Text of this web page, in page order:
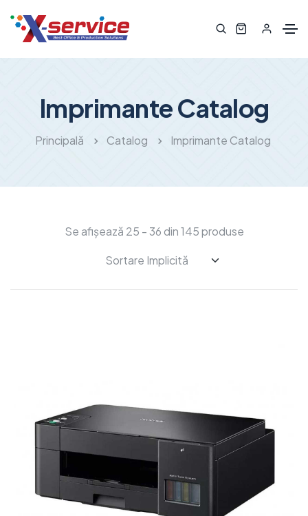
Imprimante Catalog
Principală Catalog Imprimante Catalog
Se afișează 25 - 36 din 145 produse